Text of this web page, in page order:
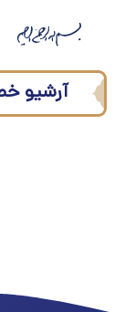
آرشیو